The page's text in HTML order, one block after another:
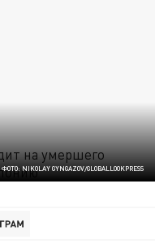
ФОТО: NIKOLAY GYNGAZOV/GLOBALLOOKPRESS